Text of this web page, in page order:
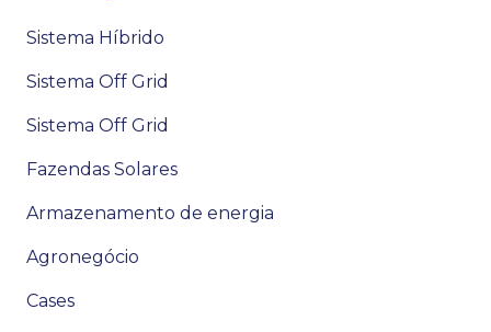
Sistema Híbrido
Sistema Off Grid
Sistema Off Grid
Fazendas Solares
Armazenamento de energia
Agronegócio
Cases